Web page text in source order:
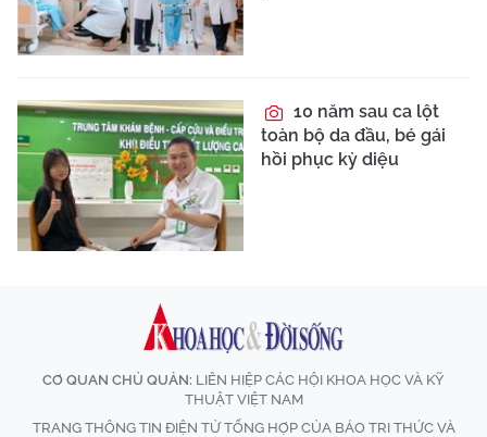
10 năm sau ca lột
toàn bộ da đầu, bé gái
hồi phục kỳ diệu
CƠ QUAN CHỦ QUẢN: LIÊN HIỆP CÁC HỘI KHOA HỌC VÀ KỸ
THUẬT VIỆT NAM
TRANG THÔNG TIN ĐIỆN TỬ TỔNG HỢP CỦA BÁO TRI THỨC VÀ